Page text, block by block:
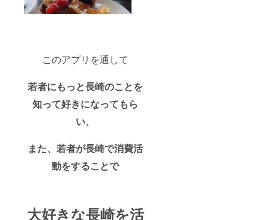
このアプリを通して
若者にもっと長崎のことを
知って好きになってもら
い、
また、若者が長崎で消費活
動をすることで
大好きな長崎を活